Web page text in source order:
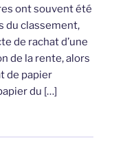
ont souvent été
du classement,
de rachat d’une
de la rente, alors
de papier
du […]